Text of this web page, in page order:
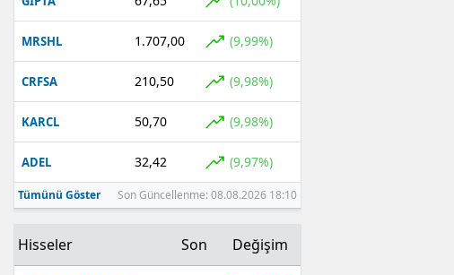
MRSHL 1.707,00 (9,99%)
CRFSA 210,50 (9,98%)
KARCL 50,70 (9,98%)
ADEL 32,42 (9,97%)
Tümünü Göster Son Güncellenme: 08.08.2026 18:10
Hisseler Son Değişim